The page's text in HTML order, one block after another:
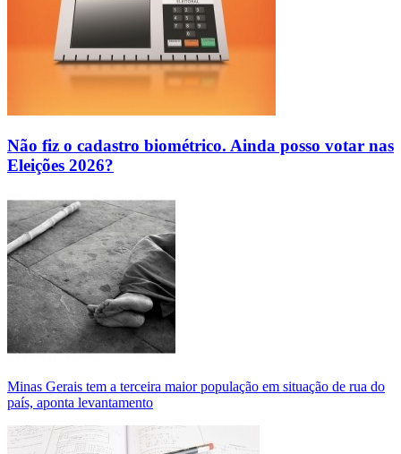
Não fiz o cadastro biométrico. Ainda posso votar nas
Eleições 2026?
Minas Gerais tem a terceira maior população em situação de rua do
país, aponta levantamento